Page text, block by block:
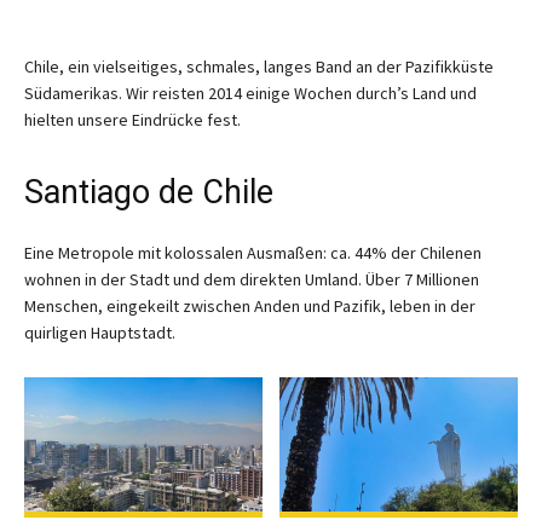
Chile, ein vielseitiges, schmales, langes Band an der Pazifikküste
Südamerikas. Wir reisten 2014 einige Wochen durch’s Land und
hielten unsere Eindrücke fest.
Santiago de Chile
Eine Metropole mit kolossalen Ausmaßen: ca. 44% der Chilenen
wohnen in der Stadt und dem direkten Umland. Über 7 Millionen
Menschen, eingekeilt zwischen Anden und Pazifik, leben in der
quirligen Hauptstadt.